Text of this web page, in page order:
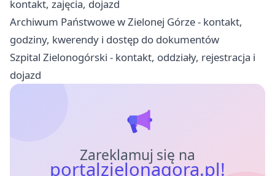
kontakt, zajęcia, dojazd
Archiwum Państwowe w Zielonej Górze - kontakt,
godziny, kwerendy i dostęp do dokumentów
Szpital Zielonogórski - kontakt, oddziały, rejestracja i
dojazd
Zareklamuj się na
portalzielonagora.pl!